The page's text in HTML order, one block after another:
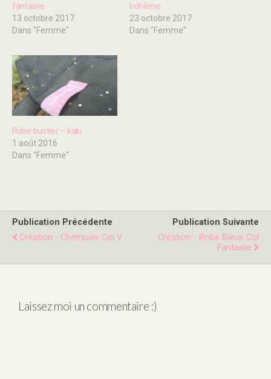
fantaisie
13 octobre 2017
Dans "Femme"
bohème
23 octobre 2017
Dans "Femme"
Robe bustier – kaki
1 août 2016
Dans "Femme"
Publication Précédente
Création - Chemisier Col V
Publication Suivante
Création - Robe Bleue Col
Fantaisie
Laissez moi un commentaire :)